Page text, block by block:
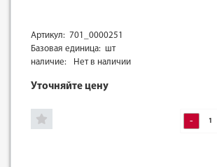
Артикул: 701_0000251
Базовая единица: шт
наличие:
Нет в наличии
Уточняйте цену
-